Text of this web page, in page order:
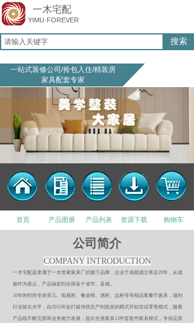
一木宅配
YIMU·FOREVER
搜索
一站式装修公司/拎包入住/精装房
家具配套专家
产品列表 购物车
产品图册 资源下载
首页
公司简介
COMPANY INTRODUCTION
一木宅配是隶属于一木世家家具厂的旗下品牌，企业于成都成立将近20年，从成
都作为基点，产品辐射到全国各个省市、县城。
10年的时间专攻茶几、电视柜、餐桌椅、酒柜、边柜等等精品客餐厅家具，做到
行业拔尖水平，自2015年起打破传统生产到批发的模式开始尝试零售模式，随着
产品线不断完善和业务能力发展，提出全屋家具13件套套件家具模式，专供品质